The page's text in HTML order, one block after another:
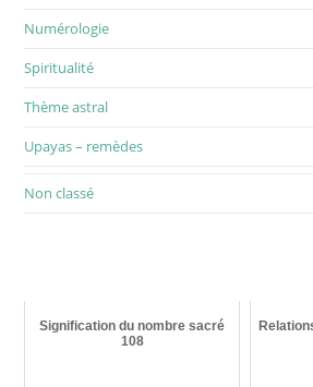
Numérologie
Spiritualité
Thème astral
Upayas – remèdes
Non classé
Signification du nombre sacré
108